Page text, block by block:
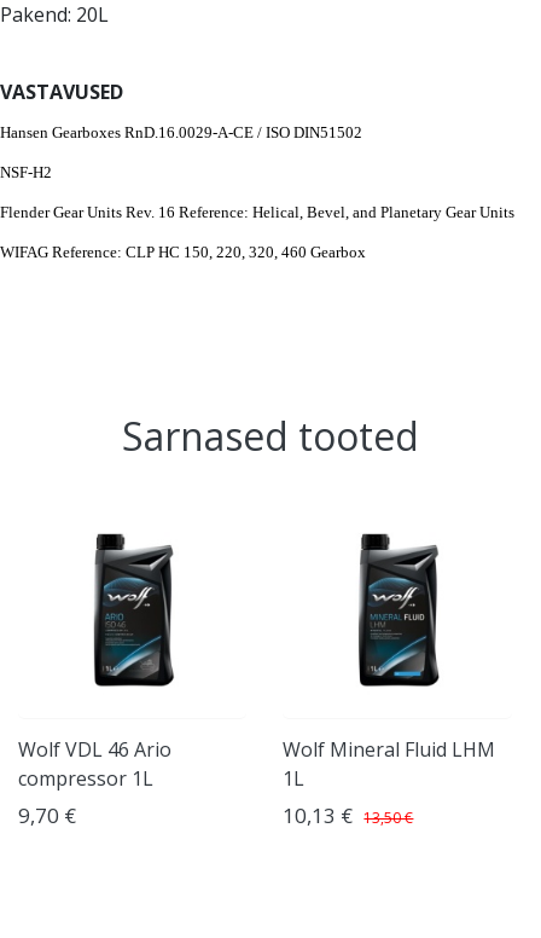
Pakend: 20L
VASTAVUSED
Hansen Gearboxes RnD.16.0029-A-CE / ISO DIN51502
NSF-H2
Flender Gear Units Rev. 16 Reference: Helical, Bevel, and Planetary Gear Units
WIFAG Reference: CLP HC 150, 220, 320, 460 Gearbox
Sarnased tooted
Wolf VDL 46 Ario
compressor 1L
9,70 €
Wolf Mineral Fluid LHM
1L
10,13 € 13,50 €